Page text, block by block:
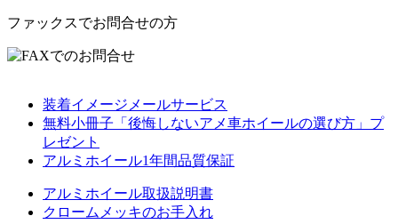
ファックスでお問合せの方
装着イメージメールサービス
無料小冊子「後悔しないアメ車ホイールの選び方」プ
レゼント
アルミホイール1年間品質保証
アルミホイール取扱説明書
クロームメッキのお手入れ